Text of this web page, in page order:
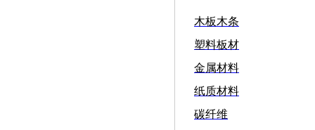
木板木条
塑料板材
金属材料
纸质材料
碳纤维